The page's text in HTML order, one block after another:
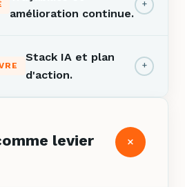
amélioration continue.
+
Stack IA et plan
d'action.
+
levier
+